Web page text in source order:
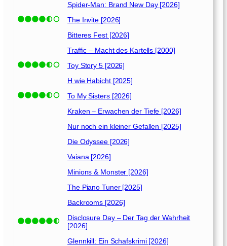
Spider-Man: Brand New Day [2026]
The Invite [2026]
Bitteres Fest [2026]
Traffic – Macht des Kartells [2000]
Toy Story 5 [2026]
H wie Habicht [2025]
To My Sisters [2026]
Kraken – Erwachen der Tiefe [2026]
Nur noch ein kleiner Gefallen [2025]
Die Odyssee [2026]
Vaiana [2026]
Minions & Monster [2026]
The Piano Tuner [2025]
Backrooms [2026]
Disclosure Day – Der Tag der Wahrheit
[2026]
Glennkill: Ein Schafskrimi [2026]